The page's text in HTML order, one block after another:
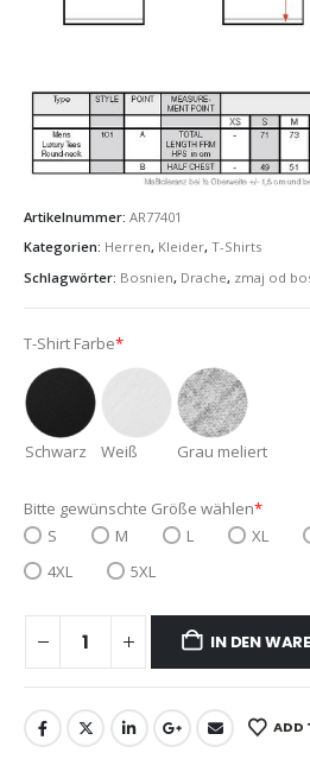
Artikelnummer: AR77401
Kategorien: Herren, Kleider, T-Shirts
Schlagwörter: Bosnien, Drache, zmaj od
T-Shirt Farbe*
Schwarz Weiß Grau meliert
Bitte gewünschte Größe wählen*
S
M L XL
4XL
5XL
IN DEN
ADD